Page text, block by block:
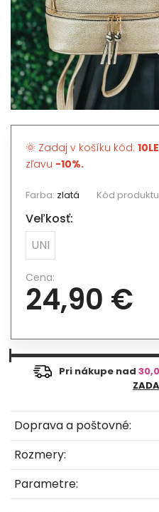
🌞 Zadaj v košíku kód:
zľavu -10%.
Farba: zlatá Kód
Veľkosť:
UNI
Cena:
24,90 €
Pri nákupe nad
Doprava a poštovné:
Rozmery:
Parametre: